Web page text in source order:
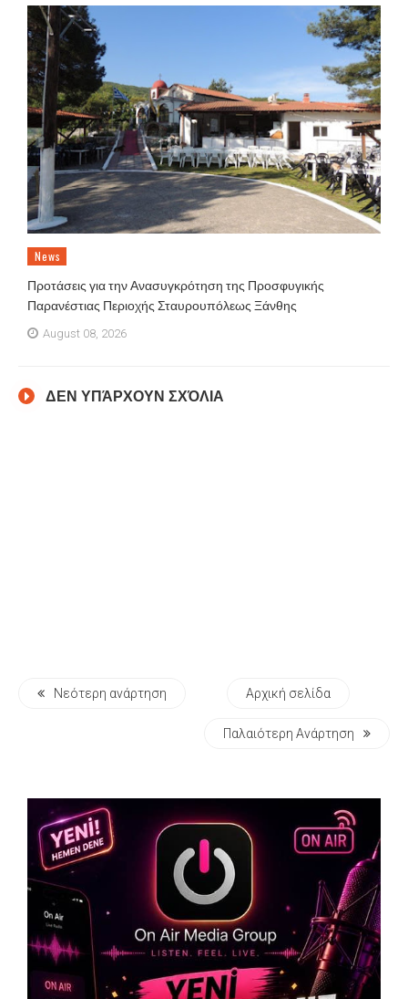
News
Προτάσεις για την Ανασυγκρότηση της Προσφυγικής
Παρανέστιας Περιοχής Σταυρουπόλεως Ξάνθης
August 08, 2026
ΔΕΝ ΥΠΆΡΧΟΥΝ ΣΧΌΛΙΑ
Νεότερη ανάρτηση Αρχική σελίδα
Παλαιότερη Ανάρτηση